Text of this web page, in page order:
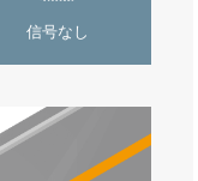
信号なし